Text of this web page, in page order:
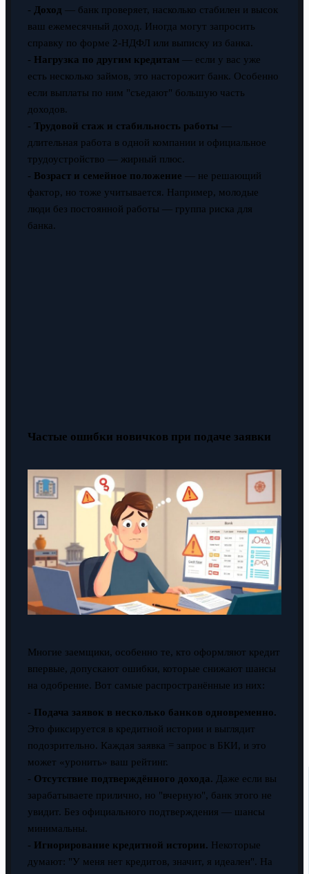
- Доход — банк проверяет, насколько стабилен и высок
ваш ежемесячный доход. Иногда могут запросить
справку по форме 2-НДФЛ или выписку из банка.
- Нагрузка по другим кредитам — если у вас уже
есть несколько займов, это насторожит банк. Особенно
если выплаты по ним "съедают" большую часть
доходов.
- Трудовой стаж и стабильность работы —
длительная работа в одной компании и официальное
трудоустройство — жирный плюс.
- Возраст и семейное положение — не решающий
фактор, но тоже учитывается. Например, молодые
люди без постоянной работы — группа риска для
банка.
Частые ошибки новичков при подаче заявки
Многие заемщики, особенно те, кто оформляют кредит
впервые, допускают ошибки, которые снижают шансы
на одобрение. Вот самые распространённые из них:
- Подача заявок в несколько банков одновременно.
Это фиксируется в кредитной истории и выглядит
подозрительно. Каждая заявка = запрос в БКИ, и это
может «уронить» ваш рейтинг.
- Отсутствие подтверждённого дохода. Даже если вы
зарабатываете прилично, но "вчерную", банк этого не
увидит. Без официального подтверждения — шансы
минимальны.
- Игнорирование кредитной истории. Некоторые
думают: "У меня нет кредитов, значит, я идеален". На